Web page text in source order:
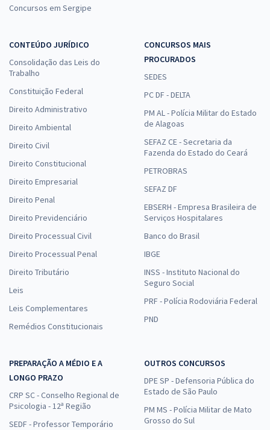
Concursos em Sergipe
CONTEÚDO JURÍDICO
Consolidação das Leis do
Trabalho
Constituição Federal
Direito Administrativo
Direito Ambiental
Direito Civil
Direito Constitucional
Direito Empresarial
Direito Penal
Direito Previdenciário
Direito Processual Civil
Direito Processual Penal
Direito Tributário
Leis
Leis Complementares
Remédios Constitucionais
CONCURSOS MAIS
PROCURADOS
SEDES
PC DF - DELTA
PM AL - Polícia Militar do Estado
de Alagoas
SEFAZ CE - Secretaria da
Fazenda do Estado do Ceará
PETROBRAS
SEFAZ DF
EBSERH - Empresa Brasileira de
Serviços Hospitalares
Banco do Brasil
IBGE
INSS - Instituto Nacional do
Seguro Social
PRF - Polícia Rodoviária Federal
PND
PREPARAÇÃO A MÉDIO E A
LONGO PRAZO
CRP SC - Conselho Regional de
Psicologia - 12ª Região
SEDF - Professor Temporário
OUTROS CONCURSOS
DPE SP - Defensoria Pública do
Estado de São Paulo
PM MS - Polícia Militar de Mato
Grosso do Sul